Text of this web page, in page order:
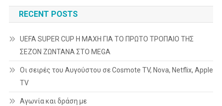
RECENT POSTS
UEFA SUPER CUP Η ΜΑΧΗ ΓΙΑ ΤΟ ΠΡΩΤΟ ΤΡΟΠΑΙΟ ΤΗΣ
ΣΕΖΟΝ ΖΩΝΤΑΝΑ ΣΤΟ MEGA
Οι σειρές του Αυγούστου σε Cosmote TV, Nova, Netflix, Apple
TV
Αγωνία και δράση με